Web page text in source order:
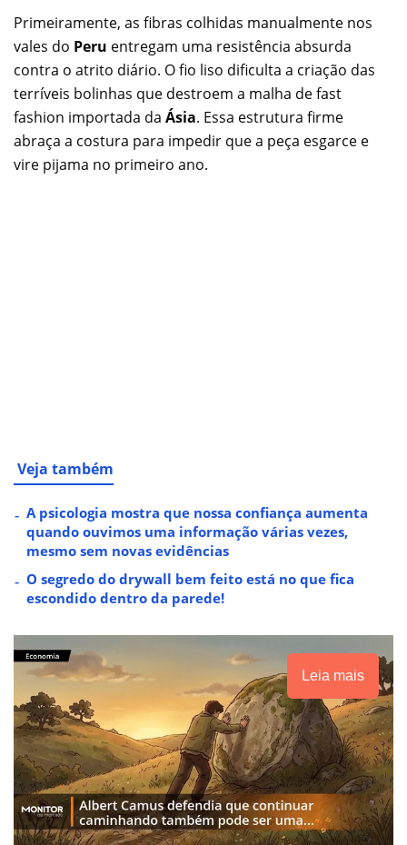
Primeiramente, as fibras colhidas manualmente nos
vales do Peru entregam uma resistência absurda
contra o atrito diário. O fio liso dificulta a criação das
terríveis bolinhas que destroem a malha de fast
fashion importada da Ásia. Essa estrutura firme
abraça a costura para impedir que a peça esgarce e
vire pijama no primeiro ano.
Veja também
A psicologia mostra que nossa confiança aumenta
quando ouvimos uma informação várias vezes,
mesmo sem novas evidências
O segredo do drywall bem feito está no que fica
escondido dentro da parede!
Leia mais